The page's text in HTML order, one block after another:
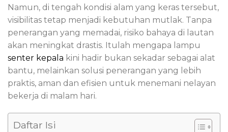
Namun, di tengah kondisi alam yang keras tersebut,
visibilitas tetap menjadi kebutuhan mutlak. Tanpa
penerangan yang memadai, risiko bahaya di lautan
akan meningkat drastis. Itulah mengapa lampu
senter kepala kini hadir bukan sekadar sebagai alat
bantu, melainkan solusi penerangan yang lebih
praktis, aman dan efisien untuk menemani nelayan
bekerja di malam hari.
Daftar Isi